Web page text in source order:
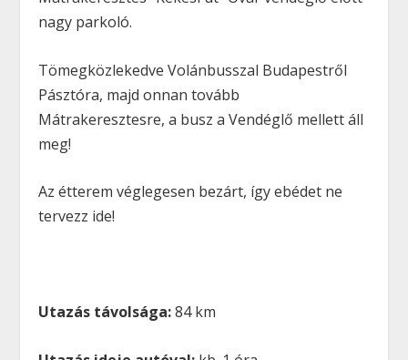
nagy parkoló.
Tömegközlekedve Volánbusszal Budapestről
Pásztóra, majd onnan tovább
Mátrakeresztesre, a busz a Vendéglő mellett áll
meg!
Az étterem véglegesen bezárt, így ebédet ne
tervezz ide!
Utazás távolsága:84 km